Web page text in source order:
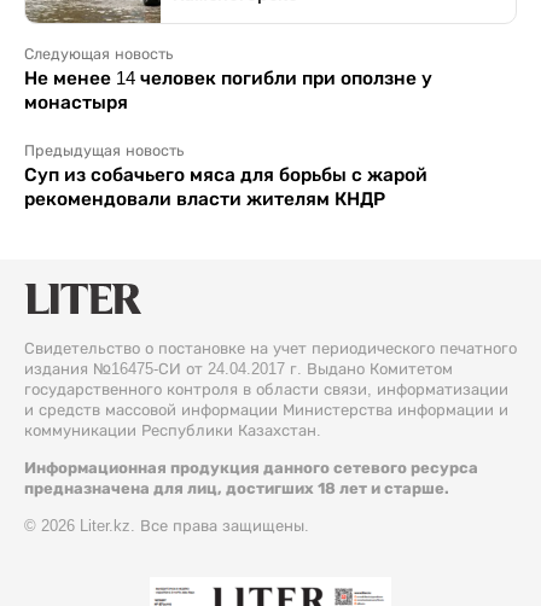
Следующая новость
Не менее 14 человек погибли при оползне у
монастыря
Предыдущая новость
Суп из собачьего мяса для борьбы с жарой
рекомендовали власти жителям КНДР
Свидетельство о постановке на учет периодического печатного
издания №16475-СИ от 24.04.2017 г. Выдано Комитетом
государственного контроля в области связи, информатизации
и средств массовой информации Министерства информации и
коммуникации Республики Казахстан.
Информационная продукция данного сетевого ресурса
предназначена для лиц, достигших 18 лет и старше.
© 2026 Liter.kz. Все права защищены.